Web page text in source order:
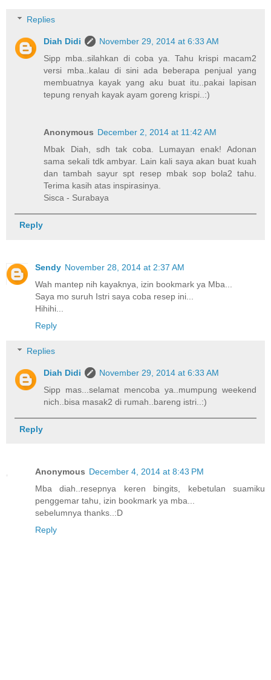
Replies
Diah Didi
November 29, 2014 at 6:33 AM
Sipp mba..silahkan di coba ya. Tahu krispi macam2
versi mba..kalau di sini ada beberapa penjual yang
membuatnya kayak yang aku buat itu..pakai lapisan
tepung renyah kayak ayam goreng krispi..:)
Anonymous December 2, 2014 at 11:42 AM
Mbak Diah, sdh tak coba. Lumayan enak! Adonan
sama sekali tdk ambyar. Lain kali saya akan buat kuah
dan tambah sayur spt resep mbak sop bola2 tahu.
Terima kasih atas inspirasinya.
Sisca - Surabaya
Reply
Sendy November 28, 2014 at 2:37 AM
Wah mantep nih kayaknya, izin bookmark ya Mba...
Saya mo suruh Istri saya coba resep ini...
Hihihi...
Reply
Replies
Diah Didi
November 29, 2014 at 6:33 AM
Sipp mas...selamat mencoba ya..mumpung weekend
nich..bisa masak2 di rumah..bareng istri..:)
Reply
Anonymous December 4, 2014 at 8:43 PM
Mba diah..resepnya keren bingits, kebetulan suamiku
penggemar tahu, izin bookmark ya mba...
sebelumnya thanks..:D
Reply